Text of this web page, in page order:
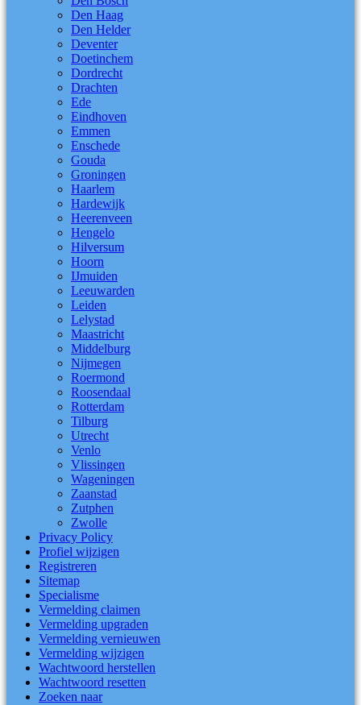
Den Haag
Den Helder
Deventer
Doetinchem
Dordrecht
Drachten
Ede
Eindhoven
Emmen
Enschede
Gouda
Groningen
Haarlem
Hardewijk
Heerenveen
Hengelo
Hilversum
Hoorn
IJmuiden
Leeuwarden
Leiden
Lelystad
Maastricht
Middelburg
Nijmegen
Roermond
Roosendaal
Rotterdam
Tilburg
Utrecht
Venlo
Vlissingen
Wageningen
Zaanstad
Zutphen
Zwolle
Privacy Policy
Profiel wijzigen
Registreren
Sitemap
Specialisme
Vermelding claimen
Vermelding upgraden
Vermelding vernieuwen
Vermelding wijzigen
Wachtwoord herstellen
Wachtwoord resetten
Zoeken naar